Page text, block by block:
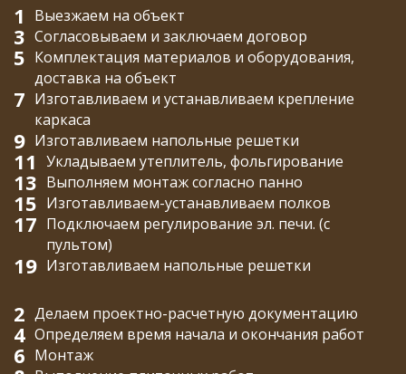
1 Выезжаем на объект
3 Согласовываем и заключаем договор
5 Комплектация материалов и оборудования,
доставка на объект
7 Изготавливаем и устанавливаем крепление
каркаса
9 Изготавливаем напольные решетки
11 Укладываем утеплитель, фольгирование
13 Выполняем монтаж согласно панно
15 Изготавливаем-устанавливаем полков
17 Подключаем регулирование эл. печи. (с
пультом)
19 Изготавливаем напольные решетки
2 Делаем проектно-расчетную документацию
4 Определяем время начала и окончания работ
6 Монтаж